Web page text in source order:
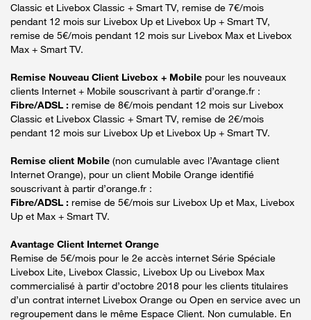
Classic et Livebox Classic + Smart TV, remise de 7€/mois
pendant 12 mois sur Livebox Up et Livebox Up + Smart TV,
remise de 5€/mois pendant 12 mois sur Livebox Max et Livebox
Max + Smart TV.
Remise Nouveau Client Livebox + Mobile pour les nouveaux
clients Internet + Mobile souscrivant à partir d’orange.fr :
Fibre/ADSL : remise de 8€/mois pendant 12 mois sur Livebox
Classic et Livebox Classic + Smart TV, remise de 2€/mois
pendant 12 mois sur Livebox Up et Livebox Up + Smart TV.
Remise client Mobile (non cumulable avec l’Avantage client
Internet Orange), pour un client Mobile Orange identifié
souscrivant à partir d’orange.fr :
Fibre/ADSL : remise de 5€/mois sur Livebox Up et Max, Livebox
Up et Max + Smart TV.
Avantage Client Internet Orange
Remise de 5€/mois pour le 2e accès internet Série Spéciale
Livebox Lite, Livebox Classic, Livebox Up ou Livebox Max
commercialisé à partir d’octobre 2018 pour les clients titulaires
d’un contrat internet Livebox Orange ou Open en service avec un
regroupement dans le même Espace Client. Non cumulable. En